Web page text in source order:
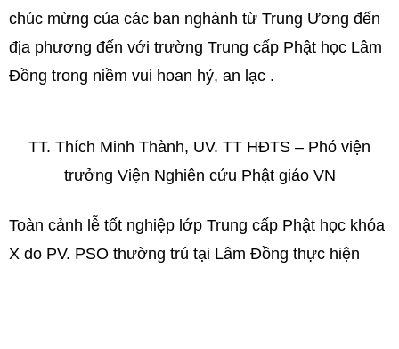
chúc mừng của các ban nghành từ Trung Ương đến
địa phương đến với trường Trung cấp Phật học Lâm
Đồng trong niềm vui hoan hỷ, an lạc .
TT. Thích Minh Thành, UV. TT HĐTS – Phó viện
trưởng Viện Nghiên cứu Phật giáo VN
Toàn cảnh lễ tốt nghiệp lớp Trung cấp Phật học khóa
X do PV. PSO thường trú tại Lâm Đồng thực hiện